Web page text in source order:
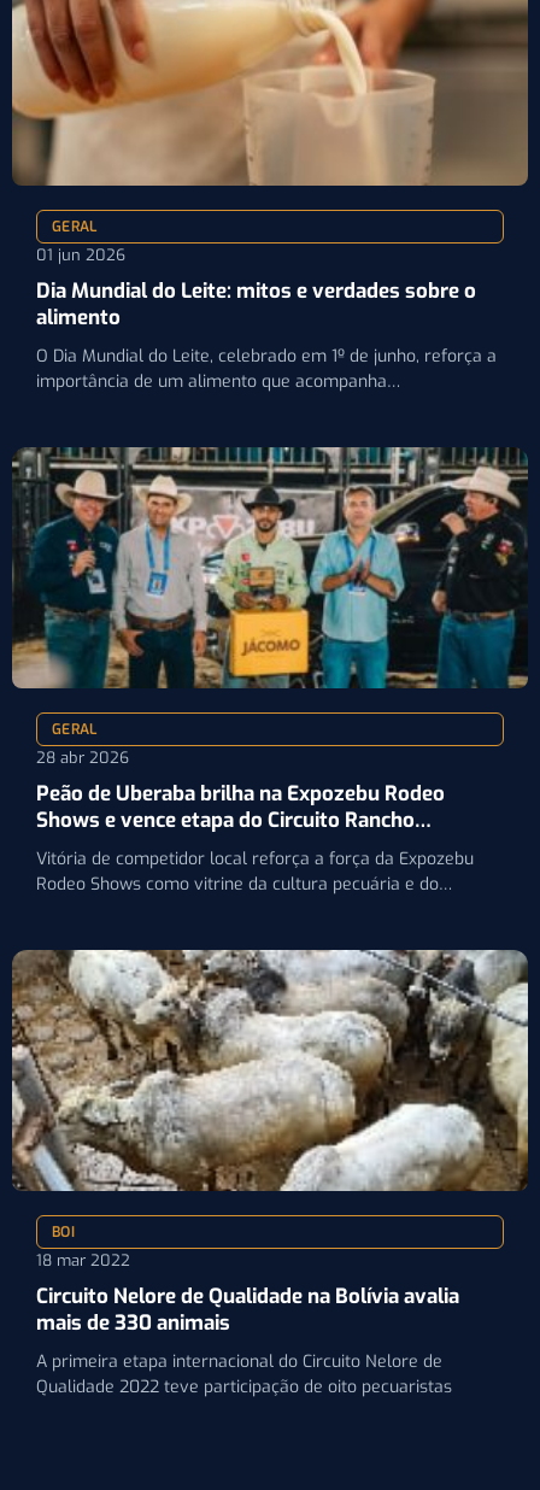
GERAL
01 jun 2026
Dia Mundial do Leite: mitos e verdades sobre o
alimento
O Dia Mundial do Leite, celebrado em 1º de junho, reforça a
importância de um alimento que acompanha…
GERAL
28 abr 2026
Peão de Uberaba brilha na Expozebu Rodeo
Shows e vence etapa do Circuito Rancho
Primavera
Vitória de competidor local reforça a força da Expozebu
Rodeo Shows como vitrine da cultura pecuária e do…
BOI
18 mar 2022
Circuito Nelore de Qualidade na Bolívia avalia
mais de 330 animais
A primeira etapa internacional do Circuito Nelore de
Qualidade 2022 teve participação de oito pecuaristas